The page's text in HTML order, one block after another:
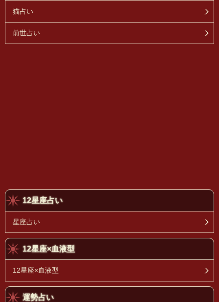
猫占い
前世占い
12星座占い
星座占い
12星座×血液型
12星座×血液型
運勢占い